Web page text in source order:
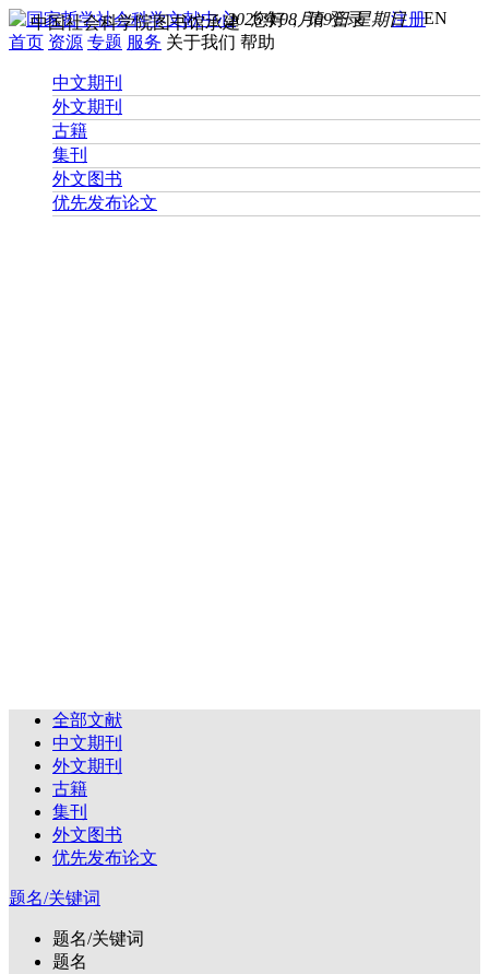
您好， 请登录 注册EN
2026年08月09日 星期日
中国社会科学院图书馆承建
首页 资源 专题 服务 关于我们 帮助
中文期刊
外文期刊
古籍
集刊
外文图书
优先发布论文
全部文献
中文期刊
外文期刊
古籍
集刊
外文图书
优先发布论文
题名/关键词
题名/关键词
题名